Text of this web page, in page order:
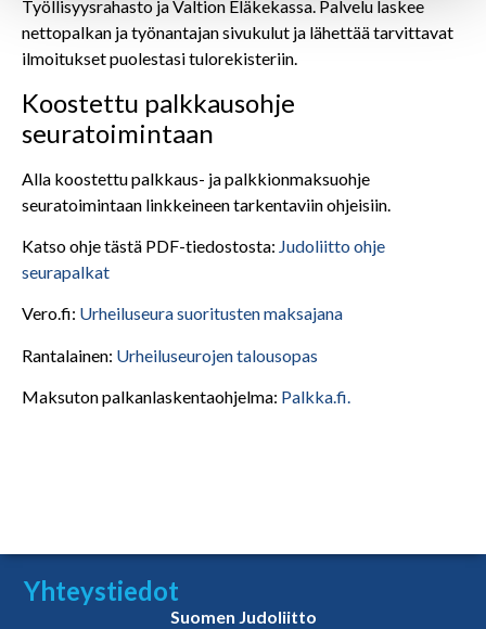
Työllisyysrahasto ja Valtion Eläkekassa. Palvelu laskee
nettopalkan ja työnantajan sivukulut ja lähettää tarvittavat
ilmoitukset puolestasi tulorekisteriin.
Koostettu palkkausohje
seuratoimintaan
Alla koostettu palkkaus- ja palkkionmaksuohje
seuratoimintaan linkkeineen tarkentaviin ohjeisiin.
Katso ohje tästä PDF-tiedostosta: Judoliitto ohje
seurapalkat
Vero.fi: Urheiluseura suoritusten maksajana
Rantalainen: Urheiluseurojen talousopas
Maksuton palkanlaskentaohjelma: Palkka.fi.
Yhteystiedot
Suomen Judoliitto